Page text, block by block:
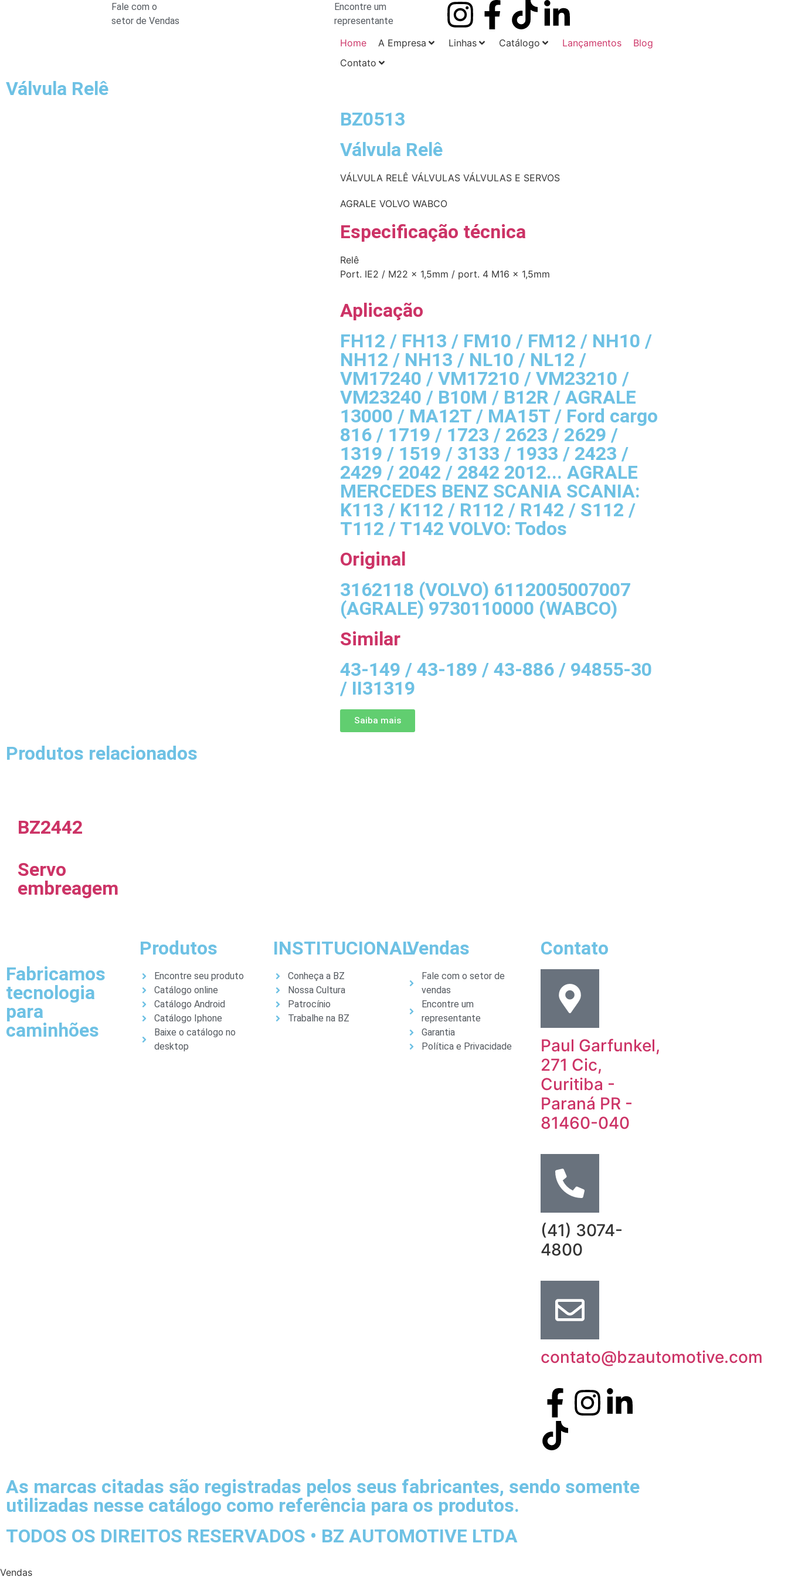
Fale com o
setor de Vendas
Encontre um
representante
Home A Empresa Linhas Catálogo Lançamentos
Blog
Contato
Válvula Relê
BZ0513
Válvula Relê
VÁLVULA RELÊ VÁLVULAS VÁLVULAS E SERVOS
AGRALE VOLVO WABCO
Especificação técnica
Relê
Port. IE2 / M22 x 1,5mm / port. 4 M16 x 1,5mm
Aplicação
FH12 / FH13 / FM10 / FM12 / NH10 /
NH12 / NH13 / NL10 / NL12 /
VM17240 / VM17210 / VM23210 /
VM23240 / B10M / B12R / AGRALE
13000 / MA12T / MA15T / Ford cargo
816 / 1719 / 1723 / 2623 / 2629 /
1319 / 1519 / 3133 / 1933 / 2423 /
2429 / 2042 / 2842 2012... AGRALE
MERCEDES BENZ SCANIA SCANIA:
K113 / K112 / R112 / R142 / S112 /
T112 / T142 VOLVO: Todos
Original
3162118 (VOLVO) 6112005007007
(AGRALE) 9730110000 (WABCO)
Similar
43-149 / 43-189 / 43-886 / 94855-30
/ II31319
Saiba mais
Produtos relacionados
BZ2442
Servo
embreagem
Fabricamos
tecnologia
para
caminhões
Produtos
Encontre seu produto
Catálogo online
Catálogo Android
Catálogo Iphone
Baixe o catálogo no
desktop
INSTITUCIONAL
Conheça a BZ
Nossa Cultura
Patrocínio
Trabalhe na BZ
Vendas
Fale com o setor de
vendas
Encontre um
representante
Garantia
Política e Privacidade
Contato
Paul Garfunkel,
271 Cic,
Curitiba -
Paraná PR -
81460-040
(41) 3074-
4800
contato@bzautomotive.com
As marcas citadas são registradas pelos seus fabricantes, sendo somente
utilizadas nesse catálogo como referência para os produtos.
TODOS OS DIREITOS RESERVADOS • BZ AUTOMOTIVE LTDA
Vendas